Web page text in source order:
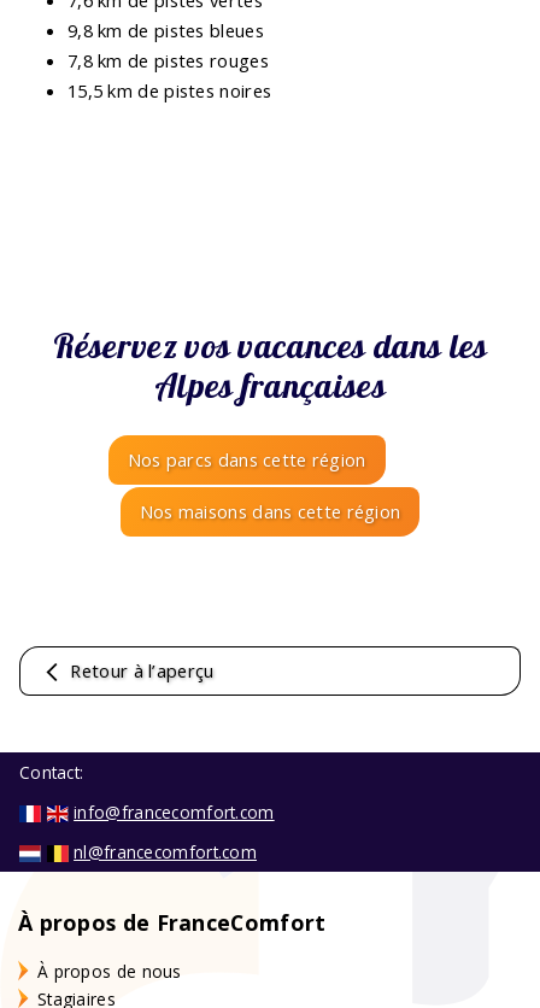
9,8 km de pistes bleues
7,8 km de pistes rouges
15,5 km de pistes noires
Réservez vos vacances dans les
Alpes françaises
Nos parcs dans cette région
Nos maisons dans cette région
Retour à l’aperçu
Contact:
info@francecomfort.com
nl@francecomfort.com
À propos de FranceComfort
À propos de nous
Stagiaires